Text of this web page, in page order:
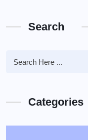
Search
Categories